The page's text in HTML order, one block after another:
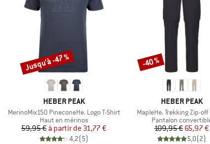
MARQUE
HEBER PEAK
Article
MerinoMix150 PineconeHe. Logo T-Shirt
Product group
Haut en mérinos
Prix
59,95 € Prix réduit
à partir de 31,77 €
4,2(5)
Remise
Jusqu'à -47 %
MARQUE
HEBER PEAK
Article
MapleHe. Trekking Zip-
Product group
Pantalon
Prix
109,95 €Prix réduit
65,97 €
5,0(2)
Remise
-40 %